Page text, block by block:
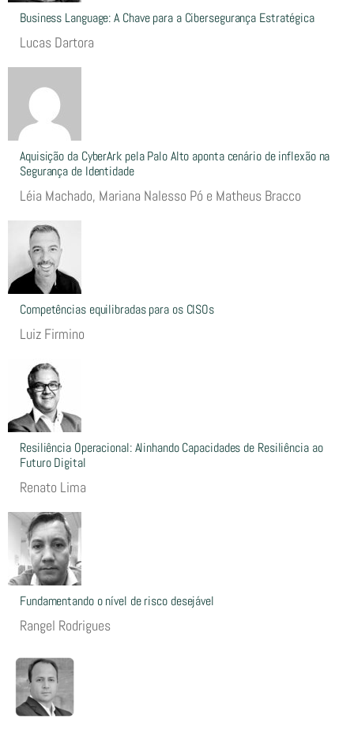
Business Language: A Chave para a Cibersegurança Estratégica
Lucas Dartora
Aquisição da CyberArk pela Palo Alto aponta cenário de inflexão na
Segurança de Identidade
Léia Machado, Mariana Nalesso Pó e Matheus Bracco
Competências equilibradas para os CISOs
Luiz Firmino
Resiliência Operacional: Alinhando Capacidades de Resiliência ao
Futuro Digital
Renato Lima
Fundamentando o nível de risco desejável
Rangel Rodrigues